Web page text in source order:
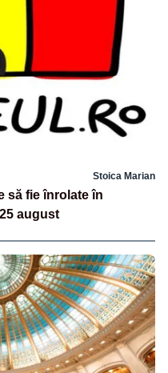
Stoica Marian
să fie înrolate în
august